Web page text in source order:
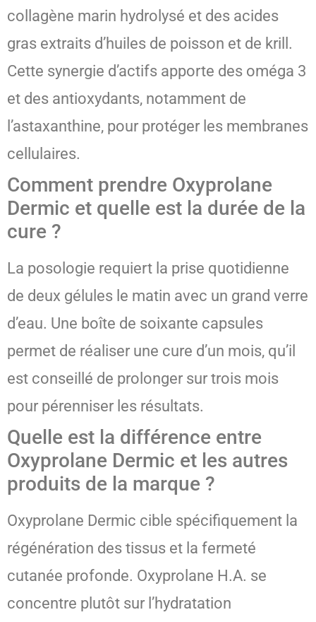
collagène marin hydrolysé et des acides
gras extraits d’huiles de poisson et de krill.
Cette synergie d’actifs apporte des oméga 3
et des antioxydants, notamment de
l’astaxanthine, pour protéger les membranes
cellulaires.
Comment prendre Oxyprolane
Dermic et quelle est la durée de la
cure ?
La posologie requiert la prise quotidienne
de deux gélules le matin avec un grand verre
d’eau. Une boîte de soixante capsules
permet de réaliser une cure d’un mois, qu’il
est conseillé de prolonger sur trois mois
pour pérenniser les résultats.
Quelle est la différence entre
Oxyprolane Dermic et les autres
produits de la marque ?
Oxyprolane Dermic cible spécifiquement la
régénération des tissus et la fermeté
cutanée profonde. Oxyprolane H.A. se
concentre plutôt sur l’hydratation